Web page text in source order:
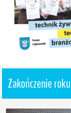
Zakończenie